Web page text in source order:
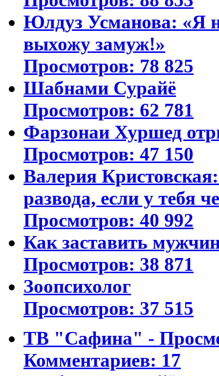
Юлдуз Усманова: «Я
выхожу замуж!»
Просмотров: 78 825
Шабнами Сурайё
Просмотров: 62 781
Фарзонаи Хуршед
Просмотров: 47 150
Валерия
развода, если у тебя
Просмотров: 40 992
Как заставить
Просмотров: 38 871
Зоопсихолог
Просмотров: 37 515
ТВ "Сафина" -
Комментариев: 17